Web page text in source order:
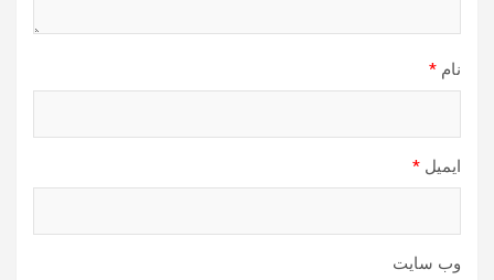
نام *
ایمیل *
وب‌ سایت